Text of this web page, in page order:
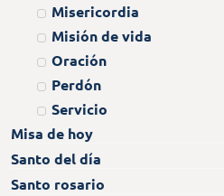
Misericordia
Misión de vida
Oración
Perdón
Servicio
Misa de hoy
Santo del día
Santo rosario